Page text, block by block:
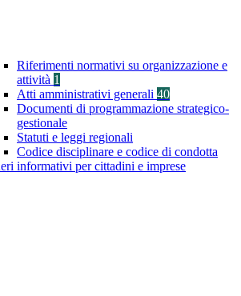
Riferimenti normativi su organizzazione e
attività 1
Atti amministrativi generali 40
Documenti di programmazione strategico-
gestionale
Statuti e leggi regionali
Codice disciplinare e codice di condotta
informativi per cittadini e imprese